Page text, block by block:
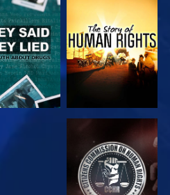
VER VER
VER